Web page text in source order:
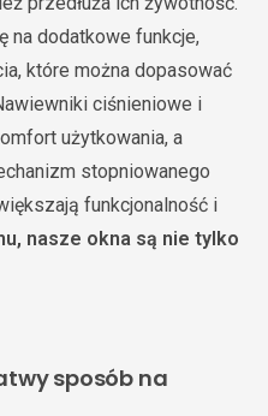
na dodatkowe funkcje,
które można dopasować
ciśnieniowe i
użytkowania, a
stopniowanego
funkcjonalność i
nasze okna są nie tylko
sposób na